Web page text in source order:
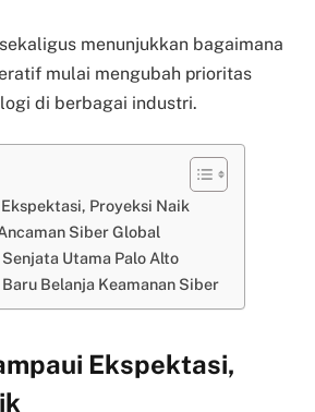
menunjukkan bagaimana
mulai mengubah prioritas
di berbagai industri.
Proyeksi Naik
Siber Global
Utama Palo Alto
Belanja Keamanan Siber
Ekspektasi,